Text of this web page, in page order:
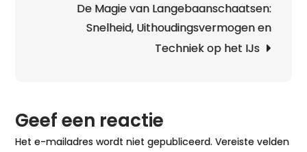
De Magie van Langebaanschaatsen:
Snelheid, Uithoudingsvermogen en
Techniek op het IJs
Geef een reactie
Het e-mailadres wordt niet gepubliceerd. Vereiste velden